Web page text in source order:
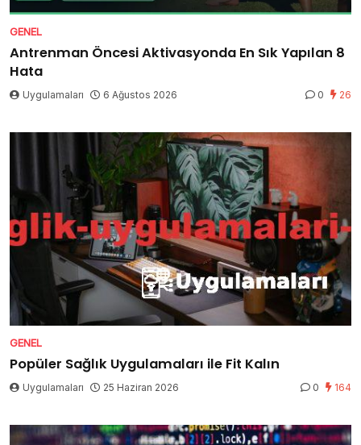
GENEL
Antrenman Öncesi Aktivasyonda En Sık Yapılan 8
Hata
Uygulamaları 6 Ağustos 2026 0 26
GENEL
Popüler Sağlık Uygulamaları ile Fit Kalın
Uygulamaları 25 Haziran 2026 0 164